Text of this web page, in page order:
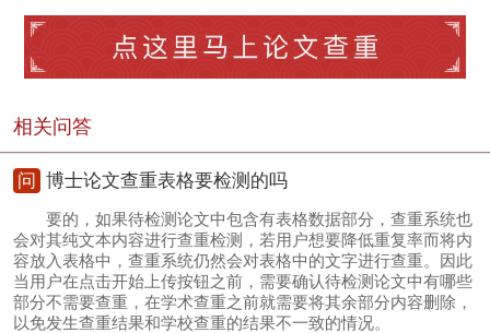
相关问答
问 博士论文查重表格要检测的吗
要的，如果待检测论文中包含有表格数据部分，查重系统也
会对其纯文本内容进行查重检测，若用户想要降低重复率而将内
容放入表格中，查重系统仍然会对表格中的文字进行查重。因此
当用户在点击开始上传按钮之前，需要确认待检测论文中有哪些
部分不需要查重，在学术查重之前就需要将其余部分内容删除，
以免发生查重结果和学校查重的结果不一致的情况。